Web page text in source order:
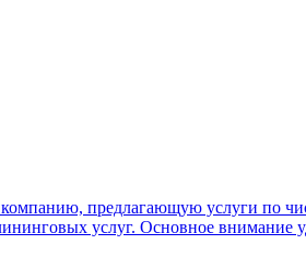
предлагающую услуги по
услуг. Основное внимание